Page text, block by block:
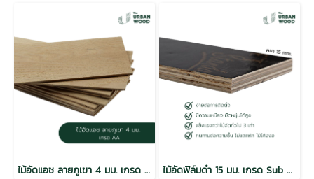
ไม้อัดแอช ลายภูเขา 4 มม. เกรด AA / E2 ไม้อัดฟิล์มดำ 15 มม. เกรด Sub Standard / MR